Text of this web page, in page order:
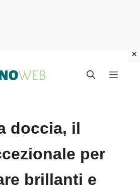
Menu
doccia, il
per
brillanti e